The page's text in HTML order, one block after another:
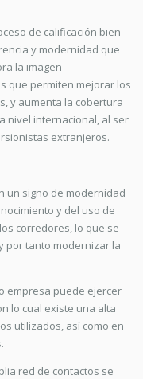
de calificación bien
y modernidad que
la imagen
que permiten mejorar los
y aumenta la cobertura
nivel internacional, al ser
extranjeros.
un signo de modernidad
y del uso de
corredores, lo que se
por tanto modernizar la
empresa puede ejercer
lo cual existe una alta
utilizados, así como en
red de contactos se